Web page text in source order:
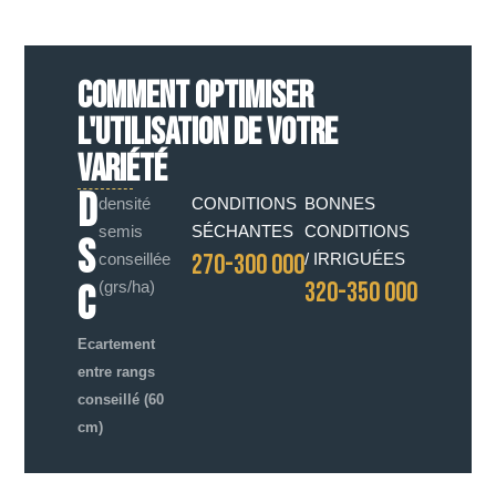
COMMENT OPTIMISER
L'UTILISATION DE VOTRE
VARIÉTÉ
D
S
C
densité
semis
conseillée
(grs/ha)
Ecartement
entre rangs
conseillé (60
cm)
CONDITIONS
SÉCHANTES
270-300 000
BONNES
CONDITIONS
/ IRRIGUÉES
320-350 000